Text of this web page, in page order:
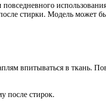
стирки. Модель может
впитываться в ткань.
после стирок.